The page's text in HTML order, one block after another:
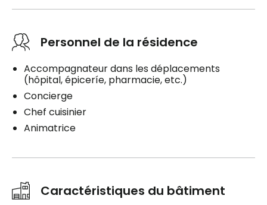
Personnel de la résidence
Accompagnateur dans les déplacements
(hôpital, épiceríe, pharmacie, etc.)
Concierge
Chef cuisinier
Animatrice
Caractéristiques du bâtiment